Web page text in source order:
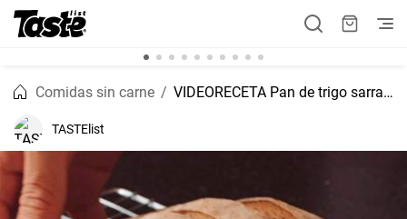
Comidas sin carne VIDEORECETA Pan de trigo sarraceno sin gluten
TASTElist